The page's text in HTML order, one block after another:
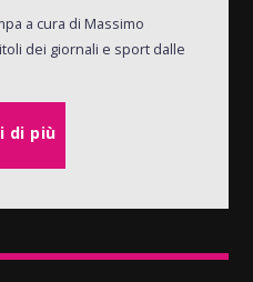
a cura di Massimo
dei giornali e sport dalle
di più